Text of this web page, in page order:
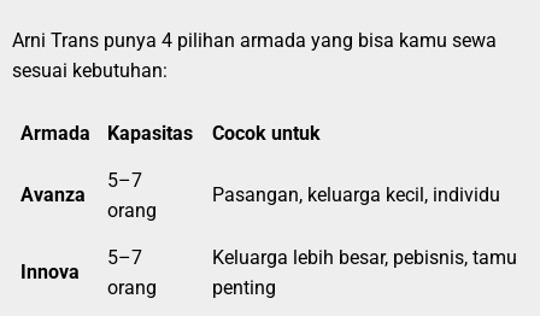
Arni Trans punya 4 pilihan armada yang bisa kamu sewa
sesuai kebutuhan:
Armada Kapasitas Cocok untuk
Avanza
5–7
orang
Pasangan, keluarga kecil, individu
Innova
5–7
orang
Keluarga lebih besar, pebisnis, tamu
penting